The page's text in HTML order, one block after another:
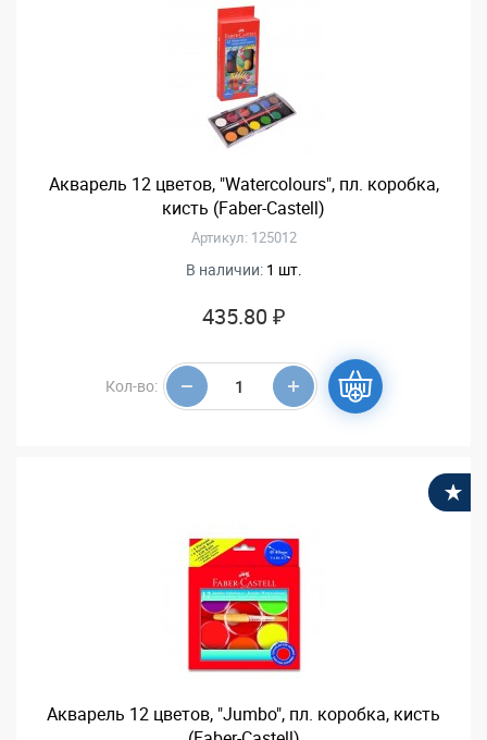
Акварель 12 цветов, "Watercolours", пл. коробка,
кисть (Faber-Castell)
Артикул: 125012
В наличии: 1 шт.
435.80 ₽
Кол-во:
Акварель 12 цветов, "Jumbo", пл. коробка, кисть